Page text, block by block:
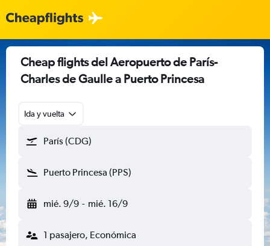
Cheap flights del Aeropuerto de París-
Charles de Gaulle a Puerto Princesa
Ida y vuelta
París (CDG)
Puerto Princesa (PPS)
mié. 9/9 - mié. 16/9
1 pasajero, Económica